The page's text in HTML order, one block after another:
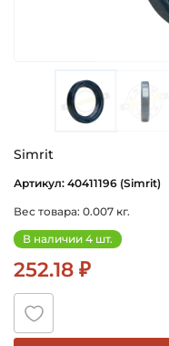
Simrit
Артикул: 40411196 (Simrit)
Вес товара: 0.007 кг.
В наличии 4 шт.
252.18 ₽